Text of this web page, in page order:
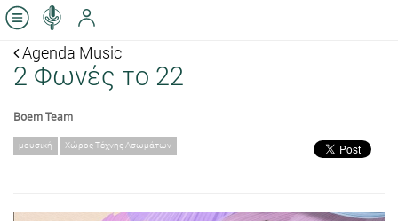
Agenda Music
2 Φωνές το 22
Boem Team
μουσική Χώρος Τέχνης Ασωμάτων